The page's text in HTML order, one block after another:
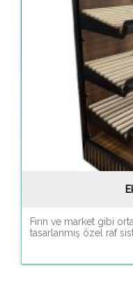
Fırın ve market gibi
tasarlanmış özel raf